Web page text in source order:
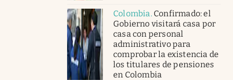
Colombia. Confirmado: el
Gobierno visitará casa por
casa con personal
administrativo para
comprobar la existencia de
los titulares de pensiones
en Colombia